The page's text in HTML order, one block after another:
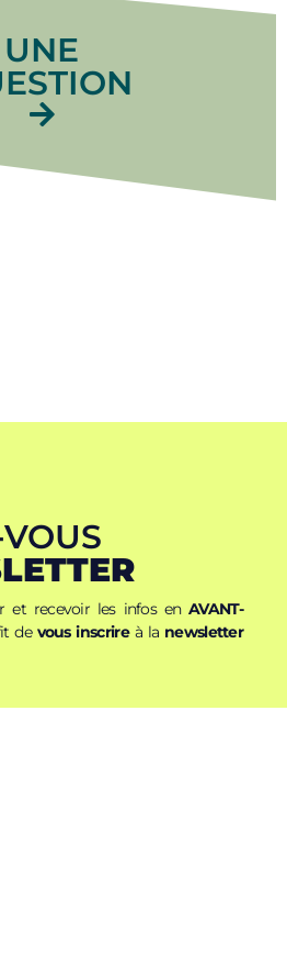
UNE
et recevoir les infos enAVANT-
de vous inscrireà la newsletter